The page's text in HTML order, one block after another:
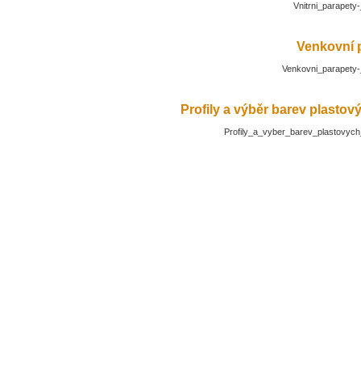
Venkovní
Profily a výběr barev